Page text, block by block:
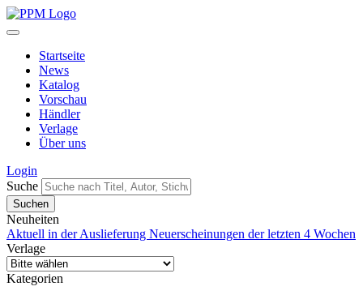
Startseite
News
Katalog
Vorschau
Händler
Verlage
Über uns
Login
Suche
Neuheiten
Aktuell in der Auslieferung Neuerscheinungen der letzten 4 Wochen
Verlage
Kategorien